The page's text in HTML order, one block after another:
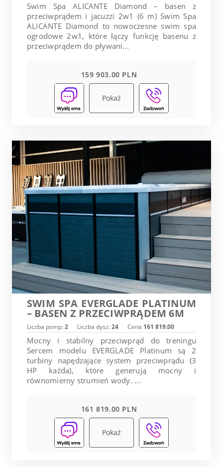
Swim Spa ALICANTE Diamond – basen z
przeciwprądem i jacuzzi 2w1 (6 m) Swim Spa
ALICANTE Diamond to nowoczesne swim spa
ogrodowe 2w1, które łączy funkcję basenu z
przeciwprądem do pływani...
159 903.00 PLN
Pokaż
SWIM SPA EVERGLADE PLATINUM
– BASEN Z PRZECIWPRĄDEM 6M
Liczba pomp:2 Liczba dysz:24 Cena 161 819.00
Mocny i stabilny przeciwprąd do treningu
Sercem modelu EVERGLADE Platinum są 2
turbiny napędzające system przeciwprądu (3
HP każda), które generują mocny i
równomierny strumień wody. ...
161 819.00 PLN
Pokaż